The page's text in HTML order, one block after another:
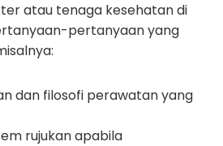
atau tenaga kesehatan di
pertanyaan yang
dan filosofi perawatan yang
rujukan apabila